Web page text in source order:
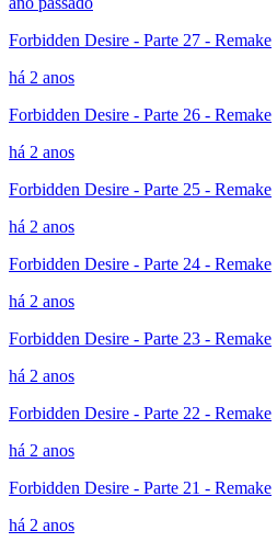
Forbidden Desire - Parte 27 - Remake
há 2 anos
Forbidden Desire - Parte 26 - Remake
há 2 anos
Forbidden Desire - Parte 25 - Remake
há 2 anos
Forbidden Desire - Parte 24 - Remake
há 2 anos
Forbidden Desire - Parte 23 - Remake
há 2 anos
Forbidden Desire - Parte 22 - Remake
há 2 anos
Forbidden Desire - Parte 21 - Remake
há 2 anos